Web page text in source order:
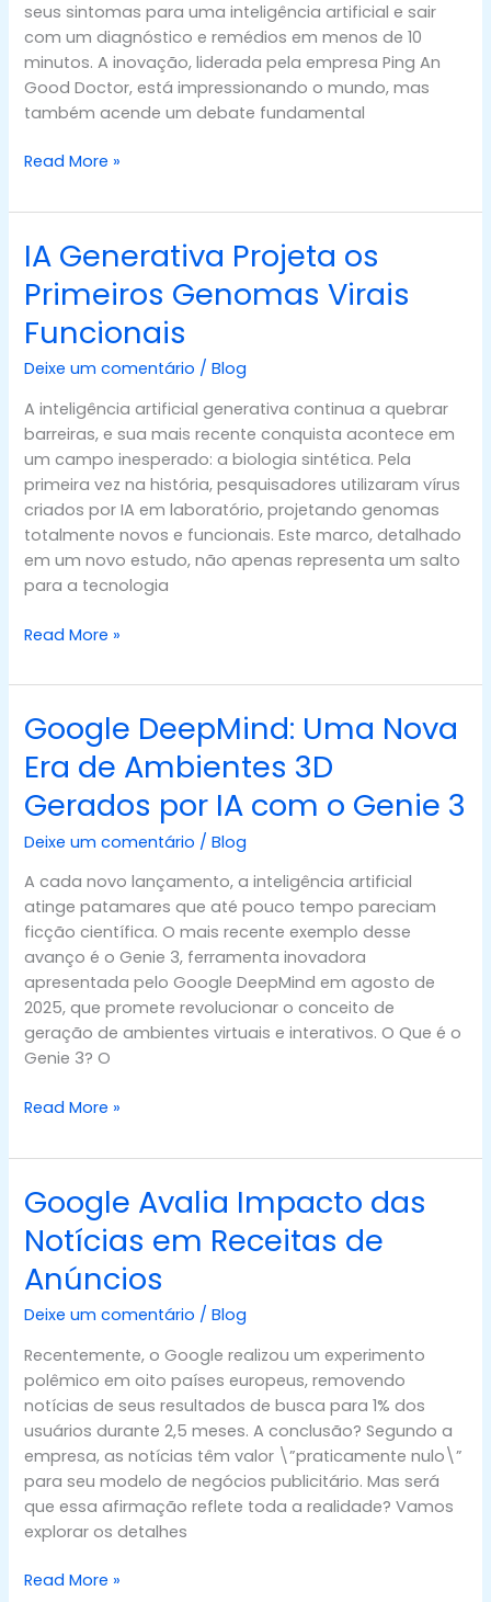
seus sintomas para uma inteligência artificial e sair
com um diagnóstico e remédios em menos de 10
minutos. A inovação, liderada pela empresa Ping An
Good Doctor, está impressionando o mundo, mas
também acende um debate fundamental
Read More »
IA Generativa Projeta os
Primeiros Genomas Virais
Funcionais
Deixe um comentário /Blog
A inteligência artificial generativa continua a quebrar
barreiras, e sua mais recente conquista acontece em
um campo inesperado: a biologia sintética. Pela
primeira vez na história, pesquisadores utilizaram vírus
criados por IA em laboratório, projetando genomas
totalmente novos e funcionais. Este marco, detalhado
em um novo estudo, não apenas representa um salto
para a tecnologia
IA
Generativa
Projeta
os
Primeiros
Genomas
Virais
Funcionais
Read More »
Google DeepMind: Uma Nova
Era de Ambientes 3D
Gerados por IA com o Genie 3
Deixe um comentário /Blog
A cada novo lançamento, a inteligência artificial
atinge patamares que até pouco tempo pareciam
ficção científica. O mais recente exemplo desse
avanço é o Genie 3, ferramenta inovadora
apresentada pelo Google DeepMind em agosto de
2025, que promete revolucionar o conceito de
geração de ambientes virtuais e interativos. O Que é o
Genie 3? O
Google
DeepMind:
Uma
Nova
Era
de
Ambientes
3D
Gerados
por
com
Genie
Read More »
Google Avalia Impacto das
Notícias em Receitas de
Anúncios
Deixe um comentário /Blog
Recentemente, o Google realizou um experimento
polêmico em oito países europeus, removendo
notícias de seus resultados de busca para 1% dos
usuários durante 2,5 meses. A conclusão? Segundo a
empresa, as notícias têm valor \”praticamente nulo\”
para seu modelo de negócios publicitário. Mas será
que essa afirmação reflete toda a realidade? Vamos
explorar os detalhes
Google
Avalia
Impacto
das
Notícias
em
Receitas
Anúncios
Read More »